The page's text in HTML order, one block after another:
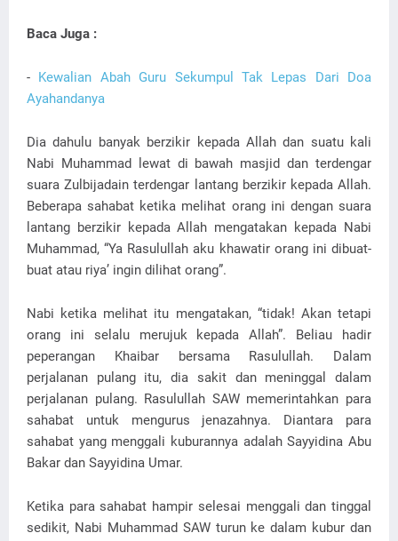
Baca Juga :
- Kewalian Abah Guru Sekumpul Tak Lepas Dari Doa
Ayahandanya
Dia dahulu banyak berzikir kepada Allah dan suatu kali
Nabi Muhammad lewat di bawah masjid dan terdengar
suara Zulbijadain terdengar lantang berzikir kepada Allah.
Beberapa sahabat ketika melihat orang ini dengan suara
lantang berzikir kepada Allah mengatakan kepada Nabi
Muhammad, “Ya Rasulullah aku khawatir orang ini dibuat-
buat atau riya’ ingin dilihat orang”.
Nabi ketika melihat itu mengatakan, “tidak! Akan tetapi
orang ini selalu merujuk kepada Allah”. Beliau hadir
peperangan Khaibar bersama Rasulullah. Dalam
perjalanan pulang itu, dia sakit dan meninggal dalam
perjalanan pulang. Rasulullah SAW memerintahkan para
sahabat untuk mengurus jenazahnya. Diantara para
sahabat yang menggali kuburannya adalah Sayyidina Abu
Bakar dan Sayyidina Umar.
Ketika para sahabat hampir selesai menggali dan tinggal
sedikit, Nabi Muhammad SAW turun ke dalam kubur dan